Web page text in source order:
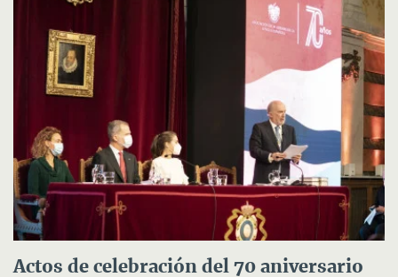
Actos de celebración del 70 aniversario